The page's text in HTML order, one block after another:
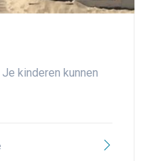
kinderen kunnen